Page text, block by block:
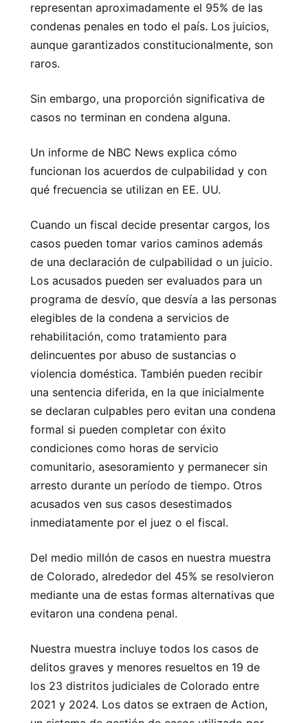
representan aproximadamente el 95% de las
condenas penales en todo el país. Los juicios,
aunque garantizados constitucionalmente, son
raros.
Sin embargo, una proporción significativa de
casos no terminan en condena alguna.
Un informe de NBC News explica cómo
funcionan los acuerdos de culpabilidad y con
qué frecuencia se utilizan en EE. UU.
Cuando un fiscal decide presentar cargos, los
casos pueden tomar varios caminos además
de una declaración de culpabilidad o un juicio.
Los acusados ​​pueden ser evaluados para un
programa de desvío, que desvía a las personas
elegibles de la condena a servicios de
rehabilitación, como tratamiento para
delincuentes por abuso de sustancias o
violencia doméstica. También pueden recibir
una sentencia diferida, en la que inicialmente
se declaran culpables pero evitan una condena
formal si pueden completar con éxito
condiciones como horas de servicio
comunitario, asesoramiento y permanecer sin
arresto durante un período de tiempo. Otros
acusados ​​ven sus casos desestimados
inmediatamente por el juez o el fiscal.
Del medio millón de casos en nuestra muestra
de Colorado, alrededor del 45% se resolvieron
mediante una de estas formas alternativas que
evitaron una condena penal.
Nuestra muestra incluye todos los casos de
delitos graves y menores resueltos en 19 de
los 23 distritos judiciales de Colorado entre
2021 y 2024. Los datos se extraen de Action,